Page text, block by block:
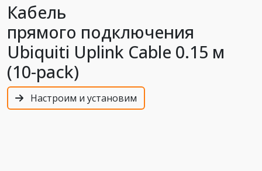
Кабель
прямого подключения
Ubiquiti Uplink Cable 0.15 м
(10-pack)
Настроим и установим